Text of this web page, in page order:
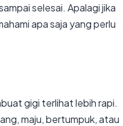
selesai. Apalagi jika
apa saja yang perlu
gigi terlihat lebih rapi.
maju, bertumpuk, atau